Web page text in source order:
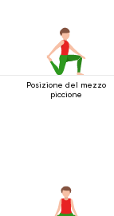
Posizione del mezzo
piccione